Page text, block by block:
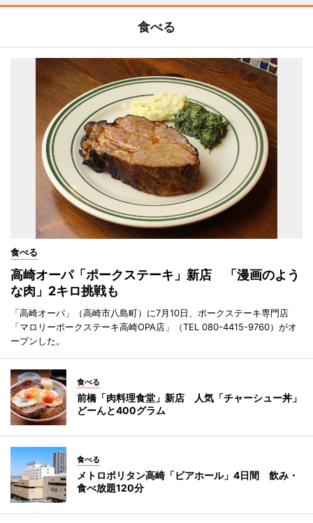
食べる
食べる
高崎オーパ「ポークステーキ」新店 「漫画のよう
な肉」2キロ挑戦も
「高崎オーパ」（高崎市八島町）に7月10日、ポークステーキ専門店
「マロリーポークステーキ高崎OPA店」（TEL 080-4415-9760）がオ
ープンした。
食べる
前橋「肉料理食堂」新店 人気「チャーシュー丼」
どーんと400グラム
食べる
メトロポリタン高崎「ビアホール」4日間 飲み・
食べ放題120分